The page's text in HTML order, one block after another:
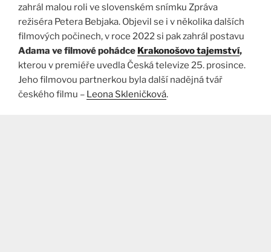
zahrál malou roli ve slovenském snímku Zpráva
režiséra Petera Bebjaka. Objevil se i v několika dalších
filmových počinech, v roce 2022 si pak zahrál postavu
Adama ve filmové pohádce Krakonošovo tajemství,
kterou v premiéře uvedla Česká televize 25. prosince.
Jeho filmovou partnerkou byla další nadějná tvář
českého filmu – Leona Skleničková.